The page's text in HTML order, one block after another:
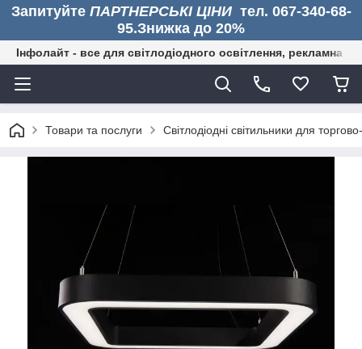
Запитуйте ПАРТНЕРСЬКІ ЦІНИтел. 067-340-68-
95.Знижка до 20%
Інфолайт - все для світлодіодного освітлення, рекламна
Товари та послуги Світлодіодні світильники для